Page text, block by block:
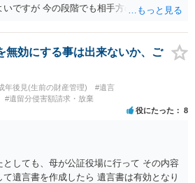
ですが 今の段階でも相手方の連絡が迷惑
無効にする事は出来ないか、ご
年後見(生前の財産管理)
#遺言
#遺留分侵害額請求・放棄
役にたった 8
しても、母が公証役場に行って その内容
遺言書を作成したら 遺言書は有効となり